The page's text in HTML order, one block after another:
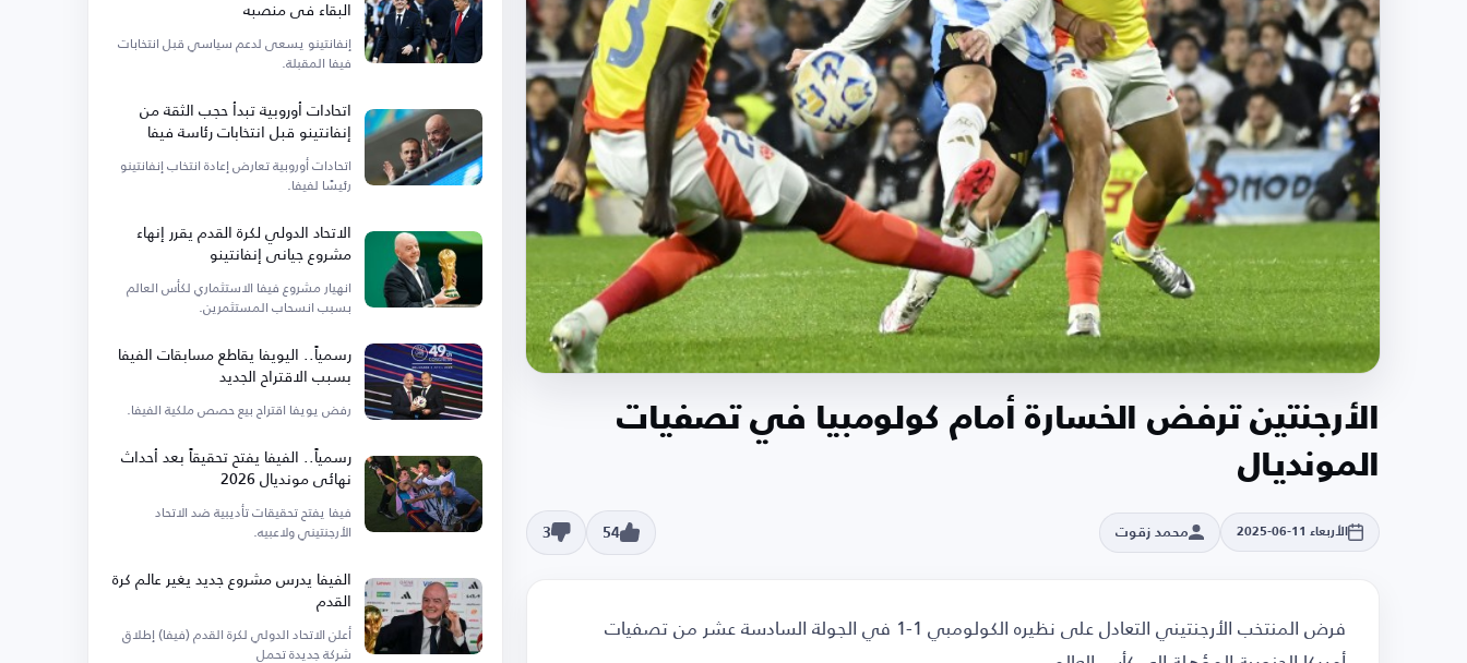
الأرجنتين ترفض الخسارة أمام كولومبيا في تصفيات
المونديال
الأربعاء 11-06-2025 محمد زقوت 54
3
فرض المنتخب الأرجنتيني التعادل على نظيره الكولومبي 1-1 في الجولة السادسة عشر من تصفيات
البقاء في منصبه
إنفانتينو يسعى لدعم سياسي قبل انتخابات
فيفا المقبلة.
اتحادات أوروبية تبدأ حجب الثقة من
إنفانتينو قبل انتخابات رئاسة فيفا
اتحادات أوروبية تعارض إعادة انتخاب إنفانتينو
رئيسًا لفيفا.
الاتحاد الدولي لكرة القدم يقرر إنهاء
مشروع جياني إنفانتينو
انهيار مشروع فيفا الاستثماري لكأس العالم
بسبب انسحاب المستثمرين.
رسمياً.. اليويفا يقاطع مسابقات الفيفا
بسبب الاقتراح الجديد
رفض يويفا اقتراح بيع حصص ملكية الفيفا.
رسمياً.. الفيفا يفتح تحقيقاً بعد أحداث
نهائي مونديال 2026
فيفا يفتح تحقيقات تأديبية ضد الاتحاد
الأرجنتيني ولاعبيه.
الفيفا يدرس مشروع جديد يغير عالم كرة
القدم
أعلن الاتحاد الدولي لكرة القدم (فيفا) إطلاق
شركة جديدة تحمل